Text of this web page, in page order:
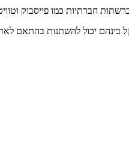
חברתיות כמו פייסבוק
בינהם יכול להשתנות בהתאם